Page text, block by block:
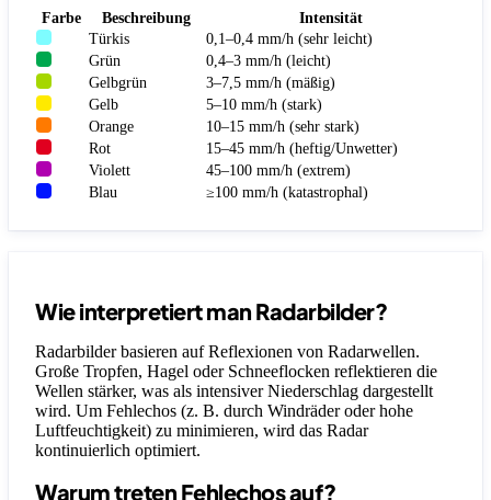
Farbe Beschreibung
Intensität
Türkis
0,1–0,4 mm/h (sehr leicht)
Grün
0,4–3 mm/h (leicht)
Gelbgrün
3–7,5 mm/h (mäßig)
Gelb
5–10 mm/h (stark)
Orange
10–15 mm/h (sehr stark)
Rot
15–45 mm/h (heftig/Unwetter)
Violett
45–100 mm/h (extrem)
Blau
≥100 mm/h (katastrophal)
Wie interpretiert man Radarbilder?
Radarbilder basieren auf Reflexionen von Radarwellen.
Große Tropfen, Hagel oder Schneeflocken reflektieren die
Wellen stärker, was als intensiver Niederschlag dargestellt
wird. Um Fehlechos (z. B. durch Windräder oder hohe
Luftfeuchtigkeit) zu minimieren, wird das Radar
kontinuierlich optimiert.
Warum treten Fehlechos auf?